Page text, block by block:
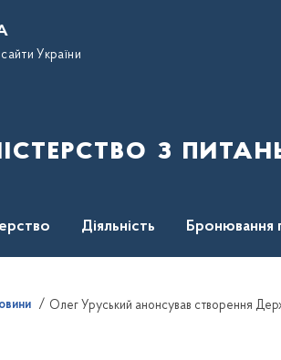
України
з
Діяльність Бронювання
Олег Уруський анонсував створення